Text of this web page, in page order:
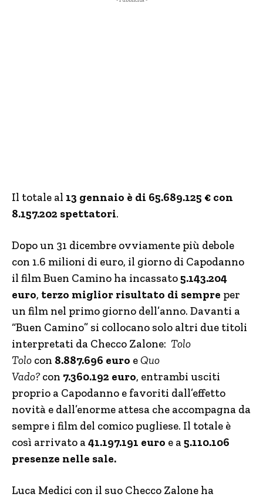
Il totale al 13 gennaio è di 65.689.125 € con
8.157.202 spettatori.
Dopo un 31 dicembre ovviamente più debole
con 1.6 milioni di euro, il giorno di Capodanno
il film Buen Camino ha incassato5.143.204
euro, terzo miglior risultato di sempre per
un film nel primo giorno dell’anno. Davanti a
“Buen Camino” si collocano solo altri due titoli
interpretati da Checco Zalone: Tolo
Tolo con 8.887.696 euro eQuo
Vado?con 7.360.192 euro, entrambi usciti
proprio a Capodanno e favoriti dall’effetto
novità e dall’enorme attesa che accompagna da
sempre i film del comico pugliese. Il totale è
così arrivato a41.197.191 euro e a5.110.106
presenze nelle sale.
Luca Medici con il suo Checco Zalone ha